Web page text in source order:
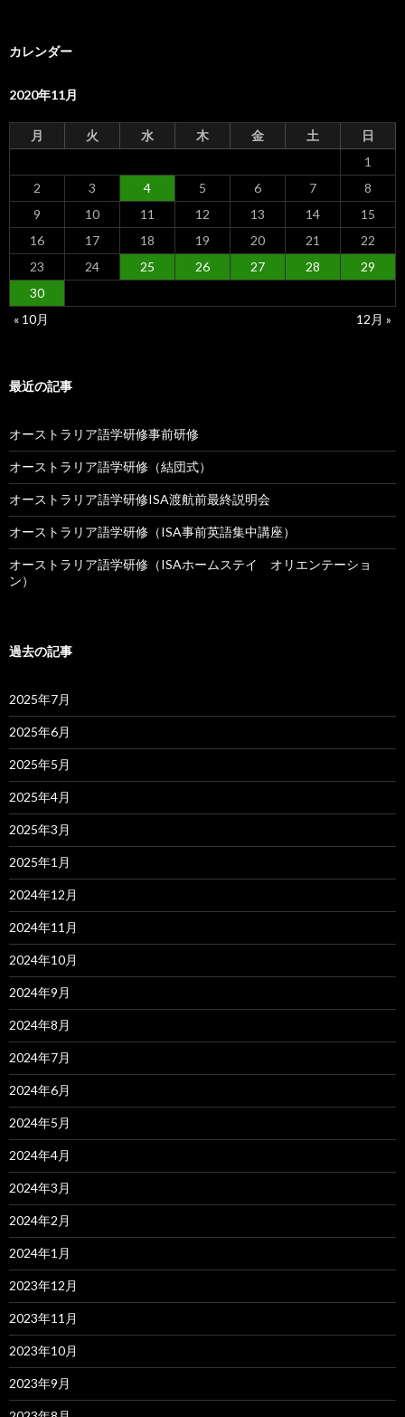
カレンダー
2020年11月
月 火 水 木 金 土
日
1
2
3 4 5 6 7
8
9
10 11 12 13 14
15
16
17 18 19 20 21
22
23
24 25 26 27 28
29
30
« 10月
12月 »
最近の記事
オーストラリア語学研修事前研修
オーストラリア語学研修（結団式）
オーストラリア語学研修ISA渡航前最終説明会
オーストラリア語学研修（ISA事前英語集中講座）
オーストラリア語学研修（ISAホームステイ オリエンテーショ
ン）
過去の記事
2025年7月
2025年6月
2025年5月
2025年4月
2025年3月
2025年1月
2024年12月
2024年11月
2024年10月
2024年9月
2024年8月
2024年7月
2024年6月
2024年5月
2024年4月
2024年3月
2024年2月
2024年1月
2023年12月
2023年11月
2023年10月
2023年9月